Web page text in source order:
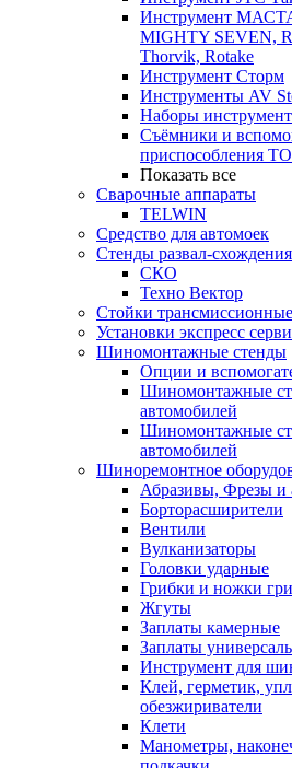
Инструмент
MIGHTY SEVEN,
Thorvik, Rotake
Инструмент Сторм
Инструменты AV
Наборы
Съёмники и
приспособления
Показать все
Сварочные аппараты
TELWIN
Средство для автомоек
Стенды развал-
СКО
Техно Вектор
Стойки трансмиссионные
Установки экспресс
Шиномонтажные стенды
Опции и
Шиномонтажные
автомобилей
Шиномонтажные
автомобилей
Шиноремонтное
Абразивы, Фрезы и
Борторасширители
Вентили
Вулканизаторы
Головки ударные
Грибки и ножки
Жгуты
Заплаты камерные
Заплаты
Инструмент для
Клей, герметик,
обезжириватели
Клети
Манометры,